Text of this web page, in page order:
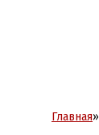
Главная»